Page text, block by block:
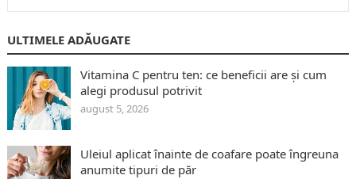
ULTIMELE ADĂUGATE
Vitamina C pentru ten: ce beneficii are și cum
alegi produsul potrivit
august 5, 2026
Uleiul aplicat înainte de coafare poate îngreuna
anumite tipuri de păr